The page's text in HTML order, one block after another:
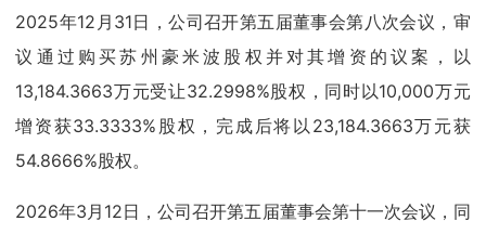
2025年12月31日，公司召开第五届董事会第八次会议，审
议通过购买苏州豪米波股权并对其增资的议案，以
13,184.3663万元受让32.2998%股权，同时以10,000万元
增资获33.3333%股权，完成后将以23,184.3663万元获
54.8666%股权。
2026年3月12日，公司召开第五届董事会第十一次会议，同